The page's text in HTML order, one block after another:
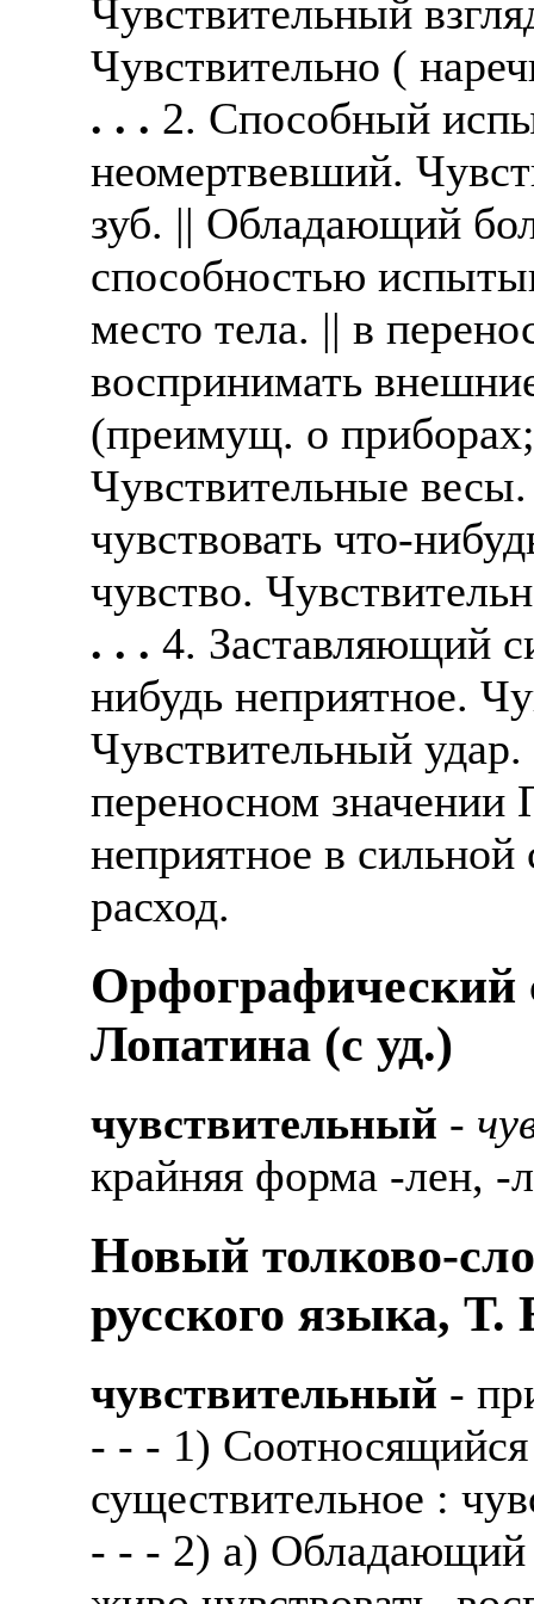
Чувствительный
Чувствительно (
. . . 2. Способный
неомертвевший.
зуб. || Обладающий
способностью
место тела. || в
воспринимать
(преимущ. о
Чувствительные
чувствовать что-
чувство.
. . . 4. Заставляющий
нибудь неприятное.
Чувствительный
переносном
неприятное в
расход.
Орфографический
Лопатина (c уд.)
чувствительный -
крайняя форма -лен, -
Новый толково-
русского языка,
чувствительный -
- - - 1)
существительное :
- - - 2) а) Обладающий